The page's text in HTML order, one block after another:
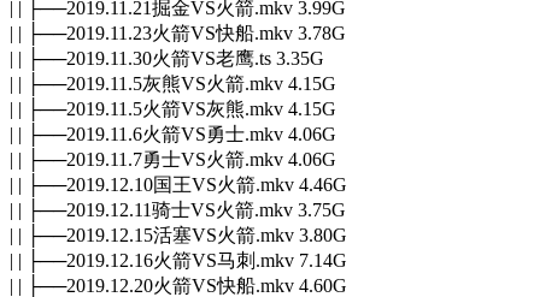
| | ├──2019.11.21掘金VS火箭.mkv 3.99G
| | ├──2019.11.23火箭VS快船.mkv 3.78G
| | ├──2019.11.30火箭VS老鹰.ts 3.35G
| | ├──2019.11.5灰熊VS火箭.mkv 4.15G
| | ├──2019.11.5火箭VS灰熊.mkv 4.15G
| | ├──2019.11.6火箭VS勇士.mkv 4.06G
| | ├──2019.11.7勇士VS火箭.mkv 4.06G
| | ├──2019.12.10国王VS火箭.mkv 4.46G
| | ├──2019.12.11骑士VS火箭.mkv 3.75G
| | ├──2019.12.15活塞VS火箭.mkv 3.80G
| | ├──2019.12.16火箭VS马刺.mkv 7.14G
| | ├──2019.12.20火箭VS快船.mkv 4.60G